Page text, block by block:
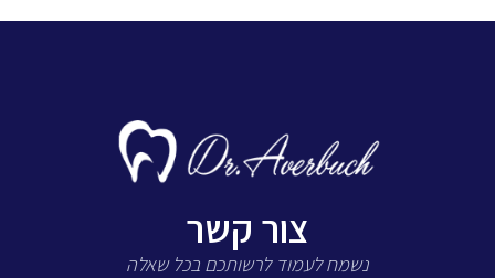
צור קשר
נשמח לעמוד לרשותכם בכל שאלה